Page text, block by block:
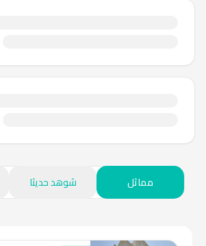
مماثل شوهد حديثا